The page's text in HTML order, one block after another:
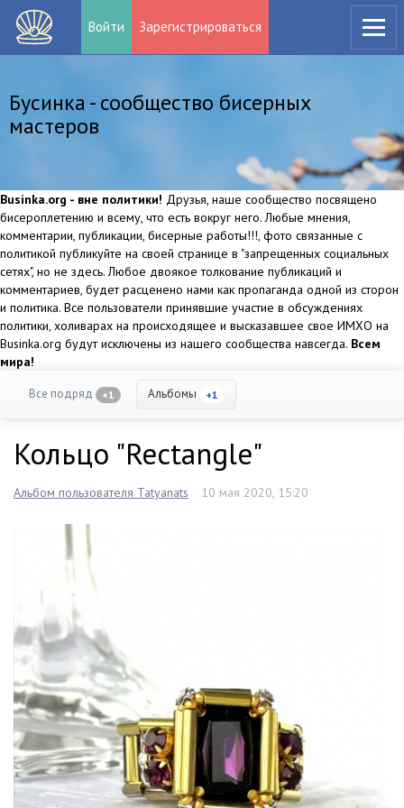
Войти Зарегистрироваться
Бусинка - сообщество бисерных
мастеров
Businka.org - вне политики! Друзья, наше сообщество посвящено
бисероплетению и всему, что есть вокруг него. Любые мнения,
комментарии, публикации, бисерные работы!!!, фото связанные с
политикой публикуйте на своей странице в "запрещенных социальных
сетях", но не здесь. Любое двоякое толкование публикаций и
комментариев, будет расценено нами как пропаганда одной из сторон
и политика. Все пользователи принявшие участие в обсуждениях
политики, холиварах на происходящее и высказавшее свое ИМХО на
Businka.org будут исключены из нашего сообщества навсегда. Всем
мира!
Все подряд +1 Альбомы +1
Кольцо "Rectangle"
Альбом пользователя Tatyanats 10 мая 2020, 15:20